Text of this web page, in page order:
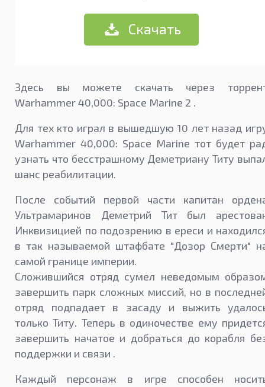
Скачать
Здесь вы можете скачать через
Warhammer 40,000: Space Marine 2 .
Для тех кто играл в вышедшую 10 лет назад
Warhammer 40,000: Space Marine тот будет
узнать что бесстрашному Деметриану Титу
шанс реабилитации.
После событий первой части капитан
Ультрамаринов Деметрий Тит был
Инквизицией по подозрению в ереси и
в так называемой штафбате "Дозор Смерти"
самой границе империи.
Сложившийся отряд сумел неведомым
завершить парк сложных миссий, но в
отряд подпадает в засаду и выжить
только Титу. Теперь в одиночестве ему
завершить начатое и добраться до корабля
поддержки и связи .
Каждый персонаж в игре способен